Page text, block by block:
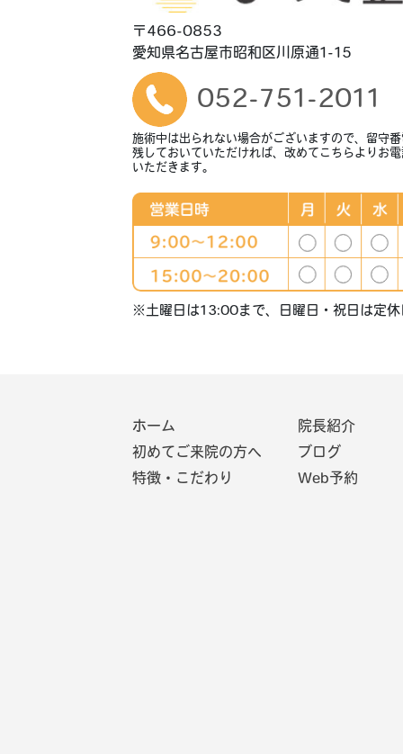
〒466-0853
愛知県名古屋市昭和区川原通1-15
052-751-2011
施術中は出られない場合がございますので、留守
残しておいていただければ、改めてこちらよりお
いただきます。
※土曜日は13:00まで、日曜日・祝日は定休
ホーム
院長紹介
初めてご来院の方へ
ブログ
特徴・こだわり
Web予約